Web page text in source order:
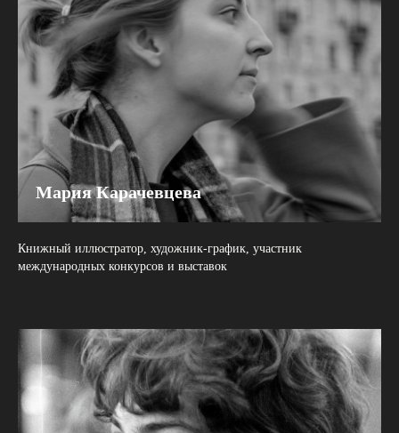
Мария Карачевцева
Книжный иллюстратор, художник-график, участник
международных конкурсов и выставок